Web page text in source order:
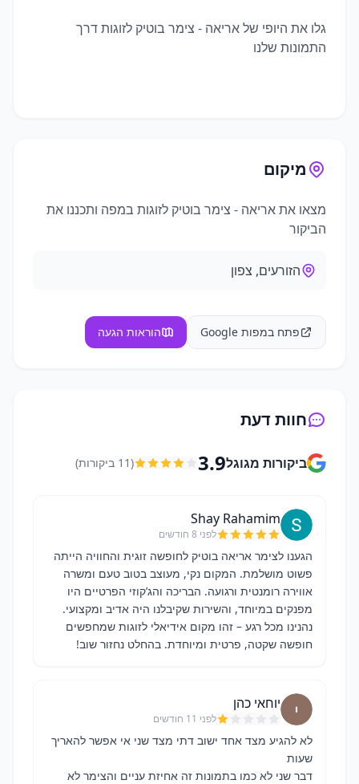
גלו את היופי שלאריאה - צימר בוטיק לזוגותדרך
התמונות שלנו
מיקום
מצאו אתאריאה - צימר בוטיק לזוגות במפה ותכננו את
הביקור
הזורעים, צפון
פתח במפות Google הוראות הגעה
חוות דעת
ביקורות מגוגל3.9
(
11 ביקורות)
Shay Rahamim
לפני 8 חודשים
הגענו לצימר אריאה בוטיק לחופשה זוגית והחוויה הייתה
פשוט מושלמת. המקום נקי, מעוצב בטוב טעם ומשרה
אווירה רומנטית ורגועה. הבריכה והג’קוזי הפרטיים היו
מפנקים במיוחד, והשירות שקיבלנו היה אדיב ומקצועי.
נהנינו מכל רגע – זהו מקום אידיאלי לזוגות שמחפשים
חופשה שקטה, פרטית ומיוחדת. בהחלט נחזור שוב!
יוחאי כהן
לפני 11 חודשים
לא להגיע מצד אחד ישוב דתי מצד שני אי אפשר להאריך
דבר שני לא כמו בתמונות זה אחיזת עניים והצימר לא